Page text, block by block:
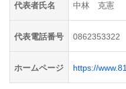
代表者氏名 中林 克憲
代表電話番号 0862353322
ホームページ https://